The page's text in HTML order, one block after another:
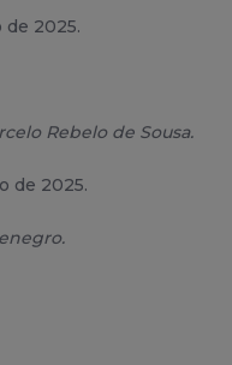
2025.
Rebelo de Sousa.
de 2025.